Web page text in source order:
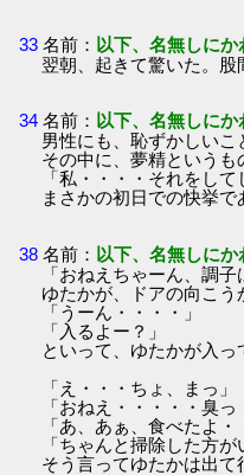
33 名前： 以下、名無しに
翌朝、起きて驚いた。股
34 名前： 以下、名無しに
男性にも、恥ずかしいこ
その中に、夢精というも
「私・・・・それをして
まさかの初日での快挙で
38 名前： 以下、名無しに
「おねえちゃーん、調
ゆたかが、ドアの向こう
「うーん・・・・」
「入るよー？」
といって、ゆたかが入っ
「え・・・ちょ、まっ」
「おねえ・・・・・臭
「あ、あぁ、食べたよ・
「ちゃんと掃除した方
そう言ってゆたかは出て